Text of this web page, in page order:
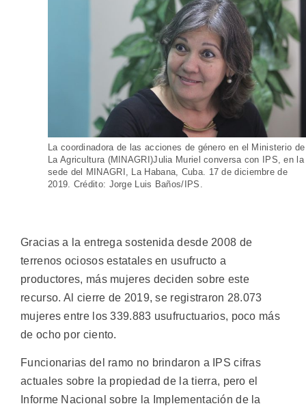
La coordinadora de las acciones de género en el Ministerio de
La Agricultura (MINAGRI)Julia Muriel conversa con IPS, en la
sede del MINAGRI, La Habana, Cuba. 17 de diciembre de
2019. Crédito: Jorge Luis Baños/IPS.
Gracias a la entrega sostenida desde 2008 de
terrenos ociosos estatales en usufructo a
productores, más mujeres deciden sobre este
recurso. Al cierre de 2019, se registraron 28.073
mujeres entre los 339.883 usufructuarios, poco más
de ocho por ciento.
Funcionarias del ramo no brindaron a IPS cifras
actuales sobre la propiedad de la tierra, pero el
Informe Nacional sobre la Implementación de la